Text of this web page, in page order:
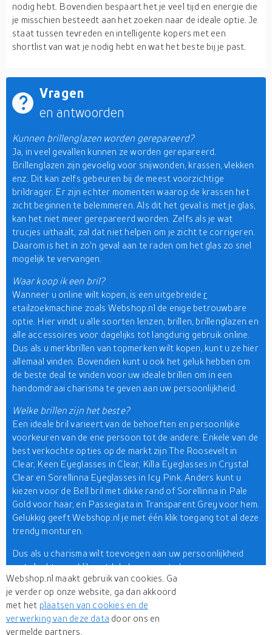
nodig hebt. Bovendien bespaart het je veel tijd en energie die
je misschien besteedt aan het zoeken naar de ideale optie. Je
staat tussen tevreden en intelligente kopers met een
shortlist van wat je nodig hebt en wat het beste bij je past.
Vragen
en antwoorden
Kunnen brillenglazen worden gerepareerd?
Ja, in veel gevallen kunnen ze worden gerepareerd.
Brillenglazen zijn gevoelig voor snijwonden, krassen, vlekken
enz. Dit kan zelfs gebeuren bij de meest voorzichtige
brildrager. Er zijn echter momenten waarop de krassen het
zicht beginnen te belemmeren. Als dit het geval is met je glas,
kan het niet meer gerepareerd worden. Zelfs als je wat
trucjes uithaalt, zal dat niet helpen om je zicht te corrigeren.
Daarom is het in zo'n geval aan te raden om het glas zo snel
mogelijk te vervangen.
Waar koop ik een bril?
Wanneer u online wilt kopen, is een uitgebreide r
etailzoekmachine zoals Webshop.nl de enige betrouwbare
optie. Hier vindt u alle soorten lenzen, brillen, brillenglazen en
alle accessoires voor dagelijks tot langdurig gebruik online.
Dus als u merkbrillen van topmerken wilt kopen, kunt u ze hier
allemaal vinden. Bovendien kunt u ook het geluk hebben om
de beste deal te vinden voor uw ideale brillen om in een
handomdraai charisma te geven aan uw persoonlijkheid.
Welke brillen zijn het beste?
Een ideale bril varieert van de behoeften en persoonlijke
voorkeuren van de ene persoon tot de andere. Enkele van de
best verkochte opties op de markt zijn The Roosevelt in
Clear, Keen Eyeglasses in Clear, Killa Eyeglasses in Crystal
Clear en Sorellinna Eyeglasses in Icy Pink. Anders kunt u
kiezen voor de Bell bril met dikke rand of Sorellinna in Pale
Gold voor haar, en Passegiata in Transparent Grey voor hem.
Gelukkig geeft Webshop.nl je met één klik toegang tot al deze
trendy monturen.
Dus als u charisma wilt toevoegen aan uw persoonlijkheid
met slechts een klik, ontdek dan nu om te kopen van
topmerken wereldwijd beschikbaar opWebshop.nl
u winkelen uit merken zoals Armani Exchange, Arnette,
Brooks Brothers, Bulgari, Burberry, Dkny, Dolce en
Gabbana, Oakley, Tiffany, Of Vogue. Ondertussen kun je ook
Webshop.nl maakt gebruik van cookies. Ga
je verder op onze website, ga dan akkoord
met het plaatsen van cookies en de
verwerking van deze data door ons en
vermelde partners.